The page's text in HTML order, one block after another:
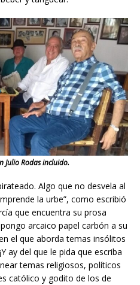
Julio Rodas incluido.
Algo que no desvela al
la urbe”, como escribió
que encuentra su prosa
arcaico papel carbón a su
el que aborda temas insólitos
ay del que le pida que escriba
temas religiosos, políticos
católico y godito de los de